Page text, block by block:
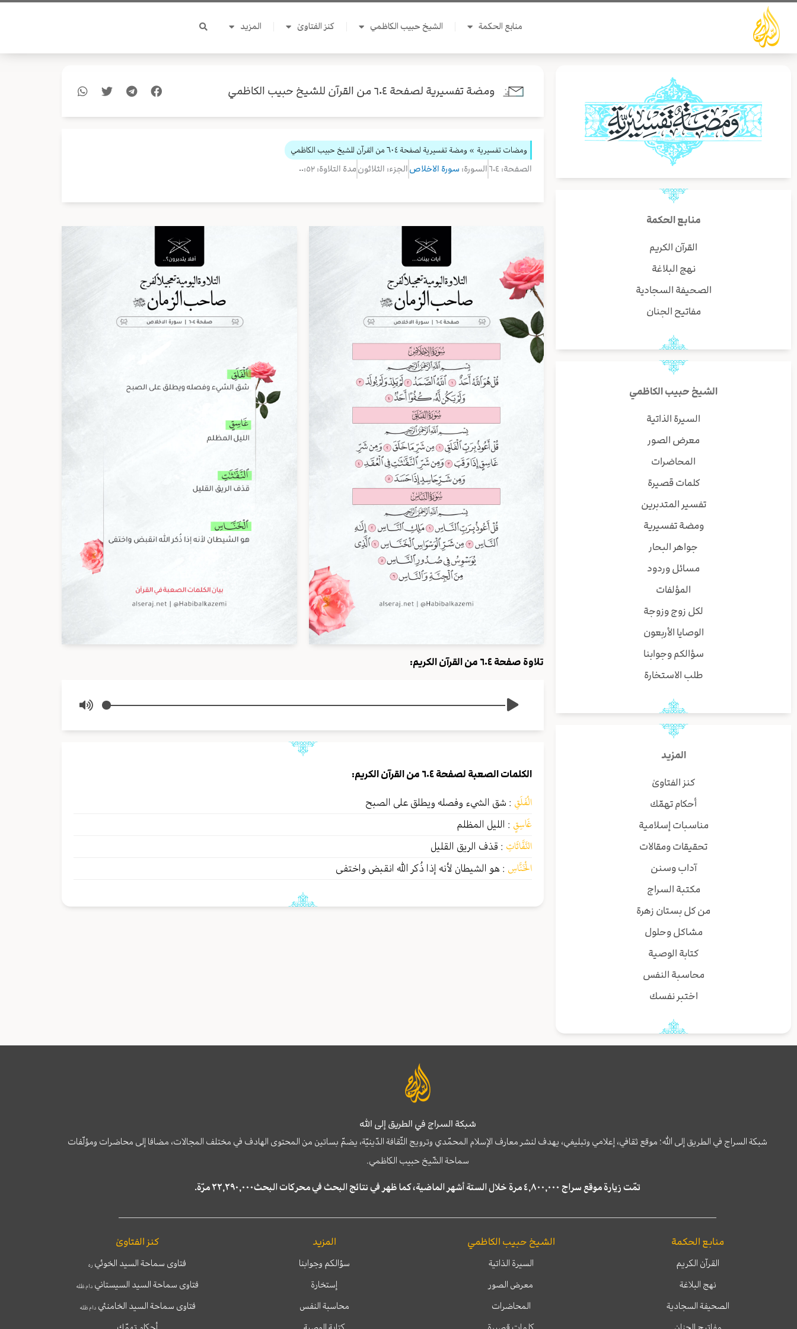
تخطي
المحتوى
منابع الحكمة الشيخ حبيب الكاظمي كنز الفتاوىٰ المزيد
منابع الحكمة
القرآن الكريم
نهج البلاغة
الصحيفة السجادية
مفاتيح الجنان
الشيخ حبيب الكاظمي
السيرة الذاتية
معرض الصور
المحاضرات
كلمات قصيرة
تفسير المتدبرين
ومضة تفسيرية
جواهر البحار
مسائل وردود
المؤلفات
لكل زوج وزوجة
الوصايا الأربعون
سؤالكم وجوابنا
طلب الاستخارة
المزيد
كنز الفتاوىٰ
أحكام تهمّك
مناسبات إسلامية
تحقيقات ومقالات
آداب وسنن
مكتبة السراج
من كل بستان زهرة
مشاكل وحلول
كتابة الوصية
محاسبة النفس
اختبر نفسك
ومضة تفسيرية لصفحة ٦٠٤ من القرآن للشيخ حبيب الكاظمي
ومضات تفسيرية » ومضة تفسيرية لصفحة ٦٠٤ من القرآن للشيخ حبيب الكاظمي
الصفحة: ٦٠٤ السورة: سورة الاخلاصالجزء: الثلاثونمدة التلاوة: ٠٠:٥٢
تلاوة صفحة ٦٠٤ من القرآن الكريم:
الكلمات الصعبة لصفحة ٦٠٤ من القرآن الكريم:
الْفَلَقِ : شق الشيء وفصله ويطلق على الصبح
غَاسِقٍ : الليل المظلم
النَّفَّاثَاتِ : قذف الريق القليل
الْخَنَّاسِ : هو الشيطان لأنه إذا ذُكر الله انقبض واختفى
شبكة السراج في الطريق إلى الله
شبكة السراج في الطريق إلى الله؛ موقع ثقافي، إعلامي وتبليغي، يهدف لنشر معارف الإسلام المحمّدي وترويج الثّقافة الدّينيّة، يضمّ بساتين من المحتوى الهادف في مختلف المجالات، مضافا إلى محاضرات ومؤلّفات
سماحة الشّيخ حبيب الكاظمي.
تمّت زيارة موقع سراج ٤,٨٠٠,٠٠٠ مرة خلال الستة أشهر الماضية، كما ظهر في نتائج البحث في محركات البحث٢٢,٢٩٠,٠٠٠ مرّة.
منابع الحكمة
القرآن الكريم
نهج البلاغة
الصحيفة السجادية
الشيخ حبيب الكاظمي
السيرة الذاتية
معرض الصور
المحاضرات
المزيد
سؤالكم وجوابنا
إستخارة
محاسبة النفس
كنز الفتاوىٰ
فتاوى سماحة السيد الخوئي ره
فتاوى سماحة السيد السيستاني دام ظله
فتاوى سماحة السيد الخامنئيدام ظله